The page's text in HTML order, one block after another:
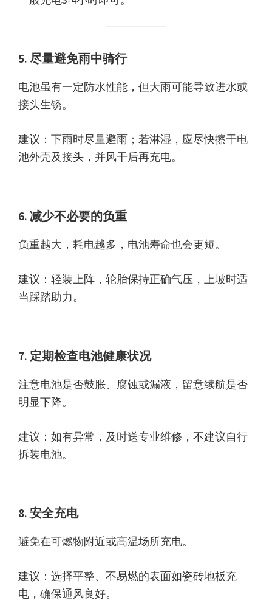
5. 尽量避免雨中骑行
电池虽有一定防水性能，但大雨可能导致进水或
接头生锈。
建议：下雨时尽量避雨；若淋湿，应尽快擦干电
池外壳及接头，并风干后再充电。
6. 减少不必要的负重
负重越大，耗电越多，电池寿命也会更短。
建议：轻装上阵，轮胎保持正确气压，上坡时适
当踩踏助力。
7. 定期检查电池健康状况
注意电池是否鼓胀、腐蚀或漏液，留意续航是否
明显下降。
建议：如有异常，及时送专业维修，不建议自行
拆装电池。
8. 安全充电
避免在可燃物附近或高温场所充电。
建议：选择平整、不易燃的表面如瓷砖地板充
电，确保通风良好。